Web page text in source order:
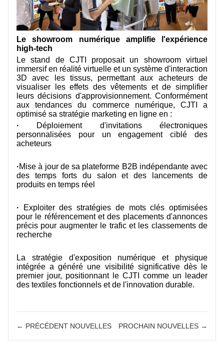
Le showroom numérique amplifie l'expérience
high-tech
Le stand de CJTI proposait un showroom virtuel
immersif en réalité virtuelle et un système d'interaction
3D avec les tissus, permettant aux acheteurs de
visualiser les effets des vêtements et de simplifier
leurs décisions d'approvisionnement. Conformément
aux tendances du commerce numérique, CJTI a
optimisé sa stratégie marketing en ligne en :
· Déploiement d'invitations électroniques
personnalisées pour un engagement ciblé des
acheteurs
·Mise à jour de sa plateforme B2B indépendante avec
des temps forts du salon et des lancements de
produits en temps réel
·
Exploiter des stratégies de mots clés optimisées
pour le référencement et des placements d'annonces
précis pour augmenter le trafic et les classements de
recherche
La stratégie d'exposition numérique et physique
intégrée a généré une visibilité significative dès le
premier jour, positionnant le CJTI comme un leader
des textiles fonctionnels et de l'innovation durable.
← PRÉCÉDENT NOUVELLES PROCHAIN NOUVELLES →